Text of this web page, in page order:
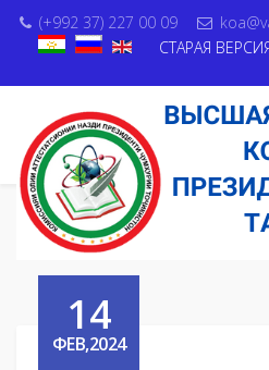
(+992 37) 227 00 09
СТАРАЯ
14
ФЕВ,2024